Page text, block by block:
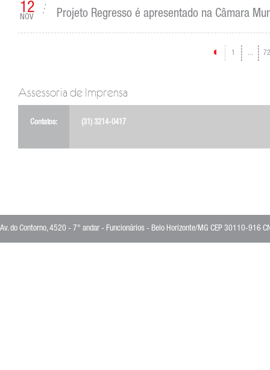
12
NOV Projeto Regresso é apresentado na Câmara
1 ... 72
Assessoria de Imprensa
Contatos: (31) 3214-0417
Av. do Contorno, 4520 - 7° andar - Funcionários - Belo Horizonte/MG CEP 30110-